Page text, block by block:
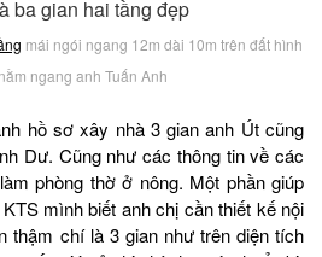
mái ngói ngang 12m dài 10m trên đất hình
ngang anh Tuấn Anh
hồ sơ xây nhà 3 gian anh Út cũng
Dư. Cũng như các thông tin về các
phòng thờ ở nông. Một phần giúp
mình biết anh chị cần thiết kế nội
thậm chí là 3 gian như trên diện tích